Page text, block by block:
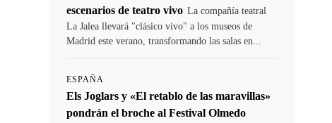
escenarios de teatro vivo La compañía teatral
La Jalea llevará "clásico vivo" a los museos de
Madrid este verano, transformando las salas en...
ESPAÑA
Els Joglars y «El retablo de las maravillas»
pondrán el broche al Festival Olmedo